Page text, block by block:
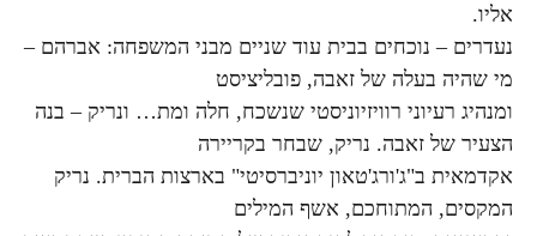
אליו.
נעדרים – נוכחים בבית עוד שניים מבני המשפחה: אברהם –
מי שהיה בעלה של זאבה, פובליציסט
ומנהיג רעיוני רוויזיוניסטי שנשכח, חלה ומת… ונריק – בנה
הצעיר של זאבה. נריק, שבחר בקריירה
אקדמאית ב"ג'ורג'טאון יוניברסיטי" בארצות הברית. נריק
המקסים, המתוחכם, אשף המילים